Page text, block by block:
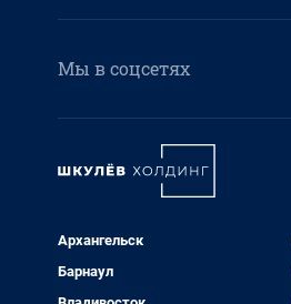
Мы в соцсетях
Архангельск
Барнаул